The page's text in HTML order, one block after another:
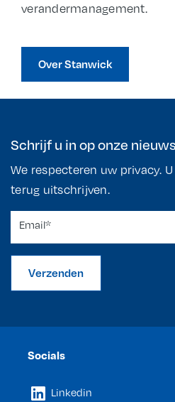
verandermanagement.
Over Stanwick
Schrijf u in op onze
We respecteren uw privacy.
terug uitschrijven.
Verzenden
Socials
Linkedin